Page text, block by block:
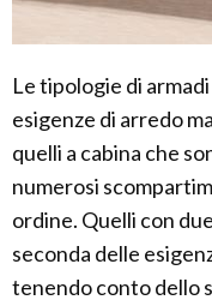
Le tipologie di
esigenze di arredo
quelli a cabina che
numerosi
ordine. Quelli con
seconda delle
tenendo conto dello